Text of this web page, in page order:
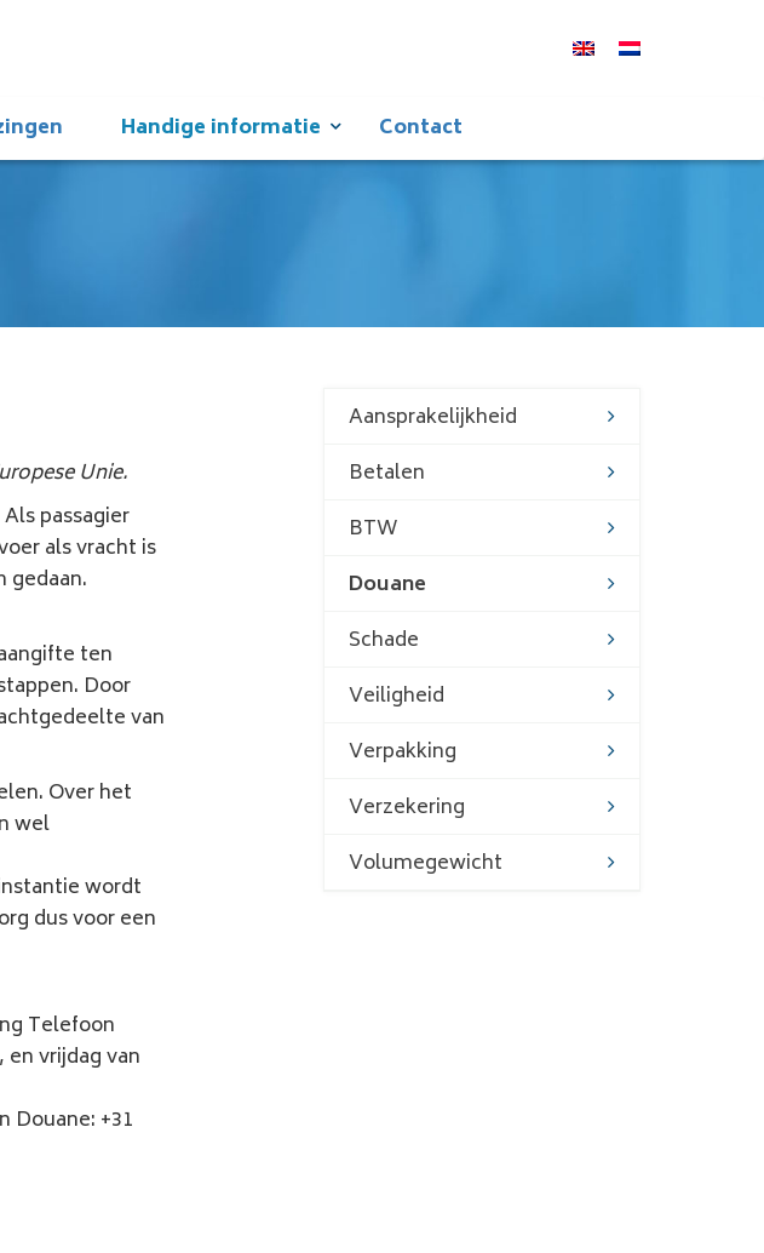
Handige informatie Contact
Unie.
passagier
als vracht is
gedaan.
ten
Door
van
Over het
wel
wordt
dus voor een
Telefoon
en vrijdag van
+31
Aansprakelijkheid
Betalen
BTW
Douane
Schade
Veiligheid
Verpakking
Verzekering
Volumegewicht